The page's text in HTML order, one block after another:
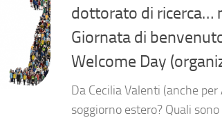
dottorato di ricerca…
Giornata di
Welcome Day
Da Cecilia Valenti (anche
soggiorno estero? Quali